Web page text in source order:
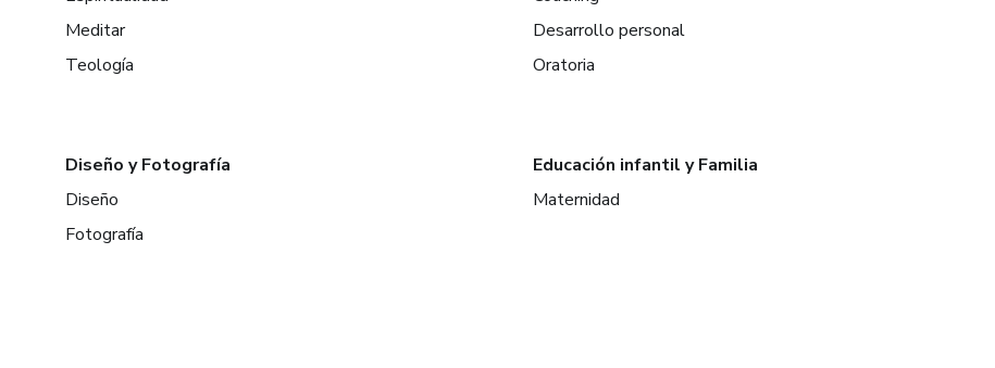
Meditar
Teología
Desarrollo personal
Oratoria
Diseño y Fotografía
Diseño
Fotografía
Educación infantil y Familia
Maternidad